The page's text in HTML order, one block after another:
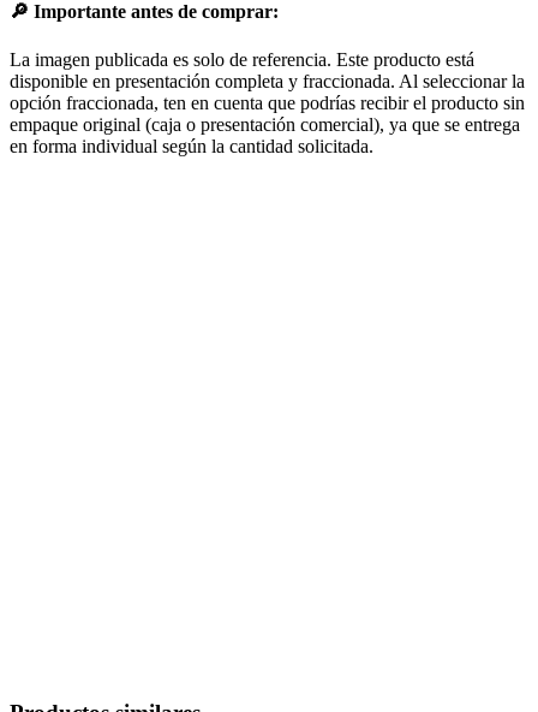
🔎 Importante antes de comprar:
La imagen publicada es solo de referencia. Este producto está
disponible en presentación completa y fraccionada. Al seleccionar la
opción fraccionada, ten en cuenta que podrías recibir el producto sin
empaque original (caja o presentación comercial), ya que se entrega
en forma individual según la cantidad solicitada.